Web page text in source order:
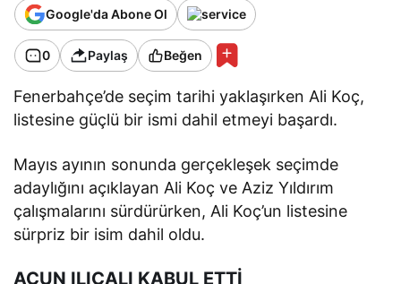
Google'da Abone Ol
0 Paylaş Beğen
Fenerbahçe’de seçim tarihi yaklaşırken Ali Koç,
listesine güçlü bir ismi dahil etmeyi başardı.
Mayıs ayının sonunda gerçekleşek seçimde
adaylığını açıklayan Ali Koç ve Aziz Yıldırım
çalışmalarını sürdürürken, Ali Koç’un listesine
sürpriz bir isim dahil oldu.
ACUN ILICALI KABUL ETTİ